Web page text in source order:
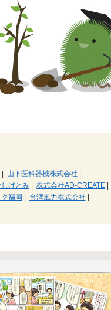
山下医科器械株式会社
げとみ| 株式会社AD-CREATE|
福岡 台湾風力株式会社